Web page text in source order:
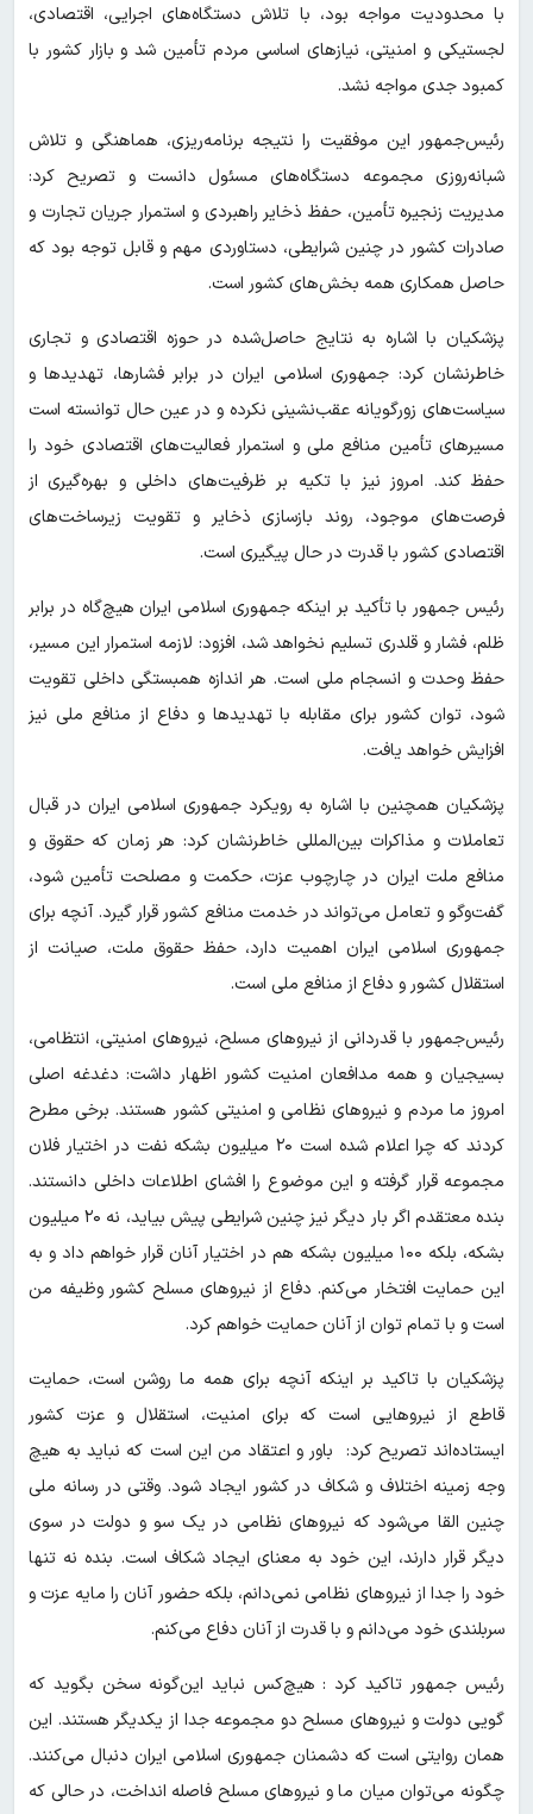
با محدودیت مواجه بود، با تلاش دستگاه‌های اجرایی، اقتصادی،
لجستیکی و امنیتی، نیازهای اساسی مردم تأمین شد و بازار کشور با
کمبود جدی مواجه نشد.
رئیس‌جمهور این موفقیت را نتیجه برنامه‌ریزی، هماهنگی و تلاش
شبانه‌روزی مجموعه دستگاه‌های مسئول دانست و تصریح کرد:
مدیریت زنجیره تأمین، حفظ ذخایر راهبردی و استمرار جریان تجارت و
صادرات کشور در چنین شرایطی، دستاوردی مهم و قابل توجه بود که
حاصل همکاری همه بخش‌های کشور است.
پزشکیان با اشاره به نتایج حاصل‌شده در حوزه اقتصادی و تجاری
خاطرنشان کرد: جمهوری اسلامی ایران در برابر فشارها، تهدیدها و
سیاست‌های زورگویانه عقب‌نشینی نکرده و در عین حال توانسته است
مسیرهای تأمین منافع ملی و استمرار فعالیت‌های اقتصادی خود را
حفظ کند. امروز نیز با تکیه بر ظرفیت‌های داخلی و بهره‌گیری از
فرصت‌های موجود، روند بازسازی ذخایر و تقویت زیرساخت‌های
اقتصادی کشور با قدرت در حال پیگیری است.
رئیس جمهور با تأکید بر اینکه جمهوری اسلامی ایران هیچ‌گاه در برابر
ظلم، فشار و قلدری تسلیم نخواهد شد، افزود: لازمه استمرار این مسیر،
حفظ وحدت و انسجام ملی است. هر اندازه همبستگی داخلی تقویت
شود، توان کشور برای مقابله با تهدیدها و دفاع از منافع ملی نیز
افزایش خواهد یافت.
پزشکیان همچنین با اشاره به رویکرد جمهوری اسلامی ایران در قبال
تعاملات و مذاکرات بین‌المللی خاطرنشان کرد: هر زمان که حقوق و
منافع ملت ایران در چارچوب عزت، حکمت و مصلحت تأمین شود،
گفت‌وگو و تعامل می‌تواند در خدمت منافع کشور قرار گیرد. آنچه برای
جمهوری اسلامی ایران اهمیت دارد، حفظ حقوق ملت، صیانت از
استقلال کشور و دفاع از منافع ملی است.
رئیس‌جمهور با قدردانی از نیروهای مسلح، نیروهای امنیتی، انتظامی،
بسیجیان و همه مدافعان امنیت کشور اظهار داشت: دغدغه اصلی
امروز ما مردم و نیروهای نظامی و امنیتی کشور هستند. برخی مطرح
کردند که چرا اعلام شده است ۲۰ میلیون بشکه نفت در اختیار فلان
مجموعه قرار گرفته و این موضوع را افشای اطلاعات داخلی دانستند.
بنده معتقدم اگر بار دیگر نیز چنین شرایطی پیش بیاید، نه ۲۰ میلیون
بشکه، بلکه ۱۰۰ میلیون بشکه هم در اختیار آنان قرار خواهم داد و به
این حمایت افتخار می‌کنم. دفاع از نیروهای مسلح کشور وظیفه من
است و با تمام توان از آنان حمایت خواهم کرد.
پزشکیان با تاکید بر اینکه آنچه برای همه ما روشن است، حمایت
قاطع از نیروهایی است که برای امنیت، استقلال و عزت کشور
ایستاده‌اند تصریح کرد: باور و اعتقاد من این است که نباید به هیچ
وجه زمینه اختلاف و شکاف در کشور ایجاد شود. وقتی در رسانه ملی
چنین القا می‌شود که نیروهای نظامی در یک سو و دولت در سوی
دیگر قرار دارند، این خود به معنای ایجاد شکاف است. بنده نه تنها
خود را جدا از نیروهای نظامی نمی‌دانم، بلکه حضور آنان را مایه عزت و
سربلندی خود می‌دانم و با قدرت از آنان دفاع می‌کنم.
رئیس جمهور تاکید کرد : هیچ‌کس نباید این‌گونه سخن بگوید که
گویی دولت و نیروهای مسلح دو مجموعه جدا از یکدیگر هستند. این
همان روایتی است که دشمنان جمهوری اسلامی ایران دنبال می‌کنند.
چگونه می‌توان میان ما و نیروهای مسلح فاصله انداخت، در حالی که